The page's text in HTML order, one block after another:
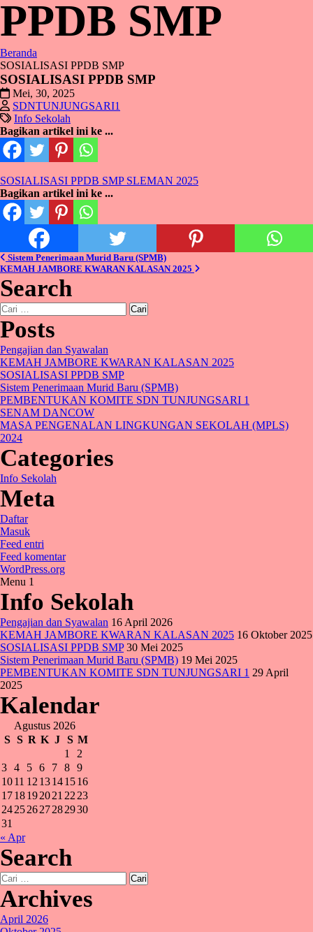
PPDB SMP
Beranda
SOSIALISASI PPDB SMP
SOSIALISASI PPDB SMP
Mei, 30, 2025
SDNTUNJUNGSARI1
Info Sekolah
Bagikan artikel ini ke ...
SOSIALISASI PPDB SMP SLEMAN 2025
Bagikan artikel ini ke ...
Navigasi
pos
Sistem Penerimaan Murid Baru (SPMB)
KEMAH JAMBORE KWARAN KALASAN 2025
Search
Cari
untuk:
Posts
Pengajian dan Syawalan
KEMAH JAMBORE KWARAN KALASAN 2025
SOSIALISASI PPDB SMP
Sistem Penerimaan Murid Baru (SPMB)
PEMBENTUKAN KOMITE SDN TUNJUNGSARI 1
SENAM DANCOW
MASA PENGENALAN LINGKUNGAN SEKOLAH (MPLS)
2024
Categories
Info Sekolah
Meta
Daftar
Masuk
Feed entri
Feed komentar
WordPress.org
Menu 1
Info Sekolah
Pengajian dan Syawalan 16 April 2026
KEMAH JAMBORE KWARAN KALASAN 2025 16 Oktober 2025
SOSIALISASI PPDB SMP 30 Mei 2025
Sistem Penerimaan Murid Baru (SPMB) 19 Mei 2025
PEMBENTUKAN KOMITE SDN TUNJUNGSARI 1 29 April
2025
Kalendar
Agustus 2026
S S R K J S M
1
2
3 4 5 6 7 8 9
1011 12 13141516
1718192021 22 23
24252627282930
31
« Apr
Search
Cari
untuk:
Archives
April 2026